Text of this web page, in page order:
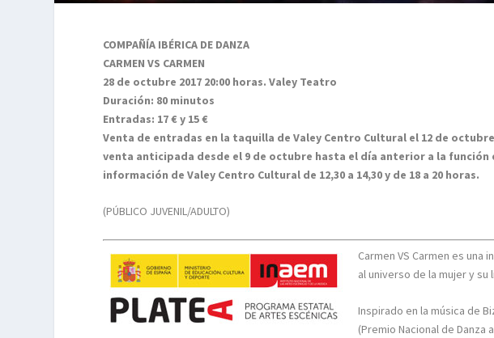
COMPAÑÍA IBÉRICA DE DANZA
CARMEN VS CARMEN
28 de octubre 2017 20:00 horas. Valey Teatro
Duración: 80 minutos
Entradas: 17 € y 15 €
Venta de entradas en la taquilla de Valey Centro Cultural el 12 de
venta anticipada desde el 9 de octubre hasta el día anterior a la
información de Valey Centro Cultural de 12,30 a 14,30 y de 18 a 20 horas.
(PÚBLICO JUVENIL/ADULTO)
Carmen VS Carmen es una
al universo de la mujer y su
Inspirado en la música de
(Premio Nacional de Danza